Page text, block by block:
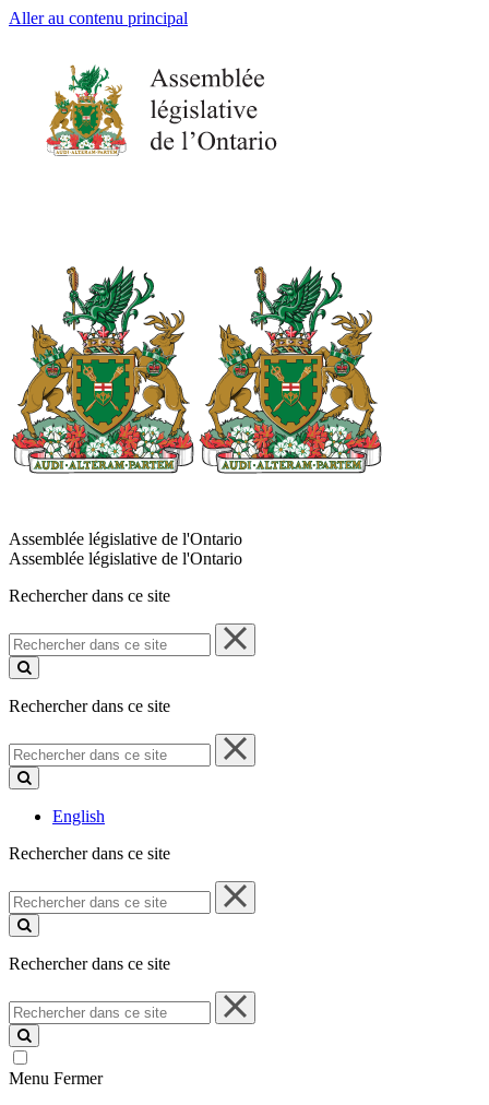
Aller au contenu principal
Assemblée législative de l'Ontario
Assemblée législative de l'Ontario
Rechercher dans ce site
Rechercher
dans
ce
Rechercher dans ce site
Rechercher
dans
ce
English
Rechercher dans ce site
Rechercher
dans
ce
Rechercher dans ce site
Rechercher
dans
ce
site
Menu Fermer